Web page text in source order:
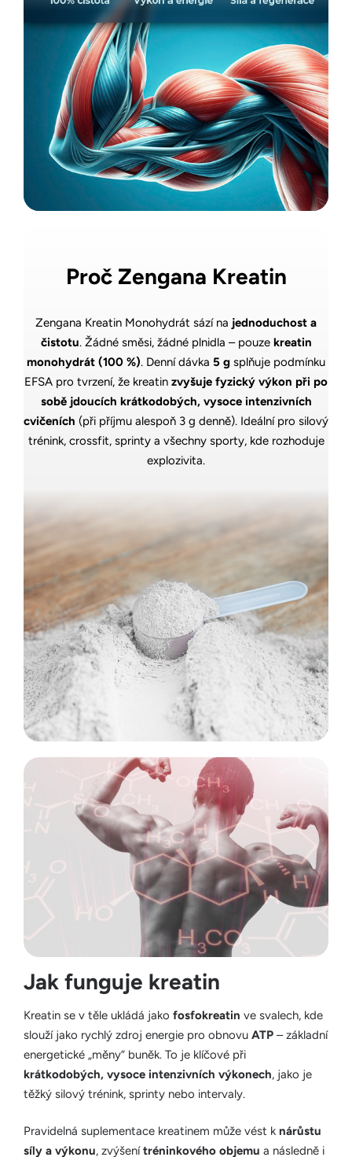
Proč Zengana Kreatin
Zengana Kreatin Monohydrát sází na jednoduchost a
čistotu. Žádné směsi, žádné plnidla – pouze kreatin
monohydrát (100 %). Denní dávka 5 g splňuje podmínku
EFSA pro tvrzení, že kreatin zvyšuje fyzický výkon při po
sobě jdoucích krátkodobých, vysoce intenzivních
cvičeních (při příjmu alespoň 3 g denně). Ideální pro silový
trénink, crossfit, sprinty a všechny sporty, kde rozhoduje
explozivita.
Jak funguje kreatin
Kreatin se v těle ukládá jako fosfokreatin ve svalech, kde
slouží jako rychlý zdroj energie pro obnovu ATP – základní
energetické „měny“ buněk. To je klíčové při
krátkodobých, vysoce intenzivních výkonech, jako je
těžký silový trénink, sprinty nebo intervaly.
Pravidelná suplementace kreatinem může vést k nárůstu
síly a výkonu, zvýšenítréninkového objemu a následně i